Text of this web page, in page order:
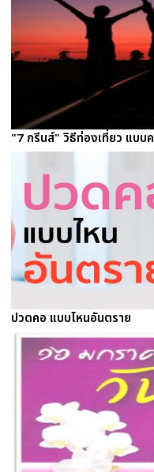
"7 กรีนส์" วิธีท่องเที่ยว แบบ
ปวดคอ แบบไหนอันตราย